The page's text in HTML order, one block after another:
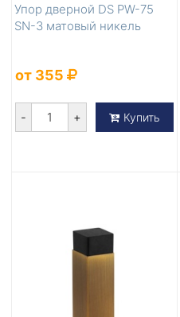
Упор дверной DS PW-75
SN-3 матовый никель
от 355
- + Купить